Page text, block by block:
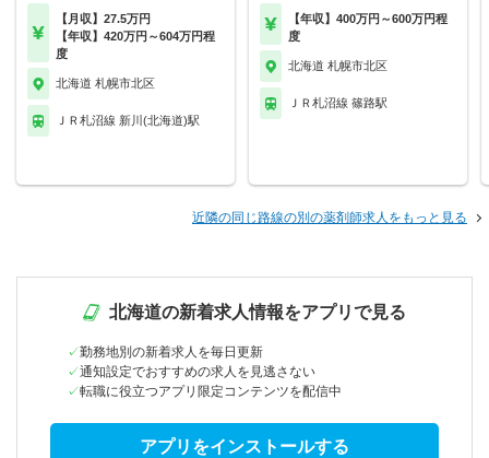
【月収】27.5万円
【年収】420万円～604万円程
度
北海道 札幌市北区
ＪＲ札沼線 新川(北海道)駅
【年収】400万円～600万円程
度
北海道 札幌市北区
ＪＲ札沼線 篠路駅
近隣の同じ路線の別の薬剤師求人をもっと見る
北海道の新着求人情報をアプリで見る
勤務地別の新着求人を毎日更新
通知設定でおすすめの求人を見逃さない
転職に役立つアプリ限定コンテンツを配信中
アプリをインストールする